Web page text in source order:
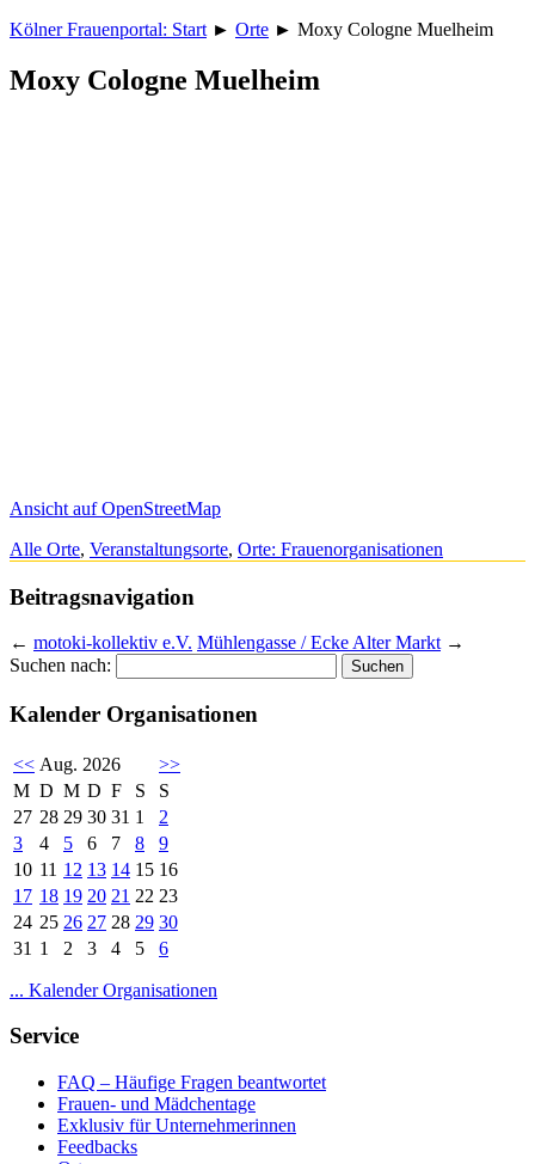
Kölner Frauenportal: Start ► Orte ► Moxy Cologne Muelheim
Moxy Cologne Muelheim
Ansicht auf OpenStreetMap
Alle Orte, Veranstaltungsorte, Orte: Frauenorganisationen
Beitragsnavigation
← motoki-kollektiv e.V. Mühlengasse / Ecke Alter Markt →
Suchen nach:
Kalender Organisationen
<< Aug. 2026
>>
M D M D F S
S
27 28 29 30 31 1
2
3
4 5 6 7 8
9
10 11 12 13 14 15 16
17 18 19 20 21 22 23
24 25 26 27 28 29 30
31 1 2 3 4 5 6
... Kalender Organisationen
Service
FAQ – Häufige Fragen beantwortet
Frauen- und Mädchentage
Exklusiv für Unternehmerinnen
Feedbacks